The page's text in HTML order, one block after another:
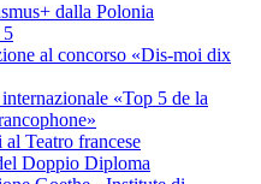
dalla Polonia
5
al concorso «Dis-moi dix
«Top 5 de la
Teatro francese
Doppio Diploma